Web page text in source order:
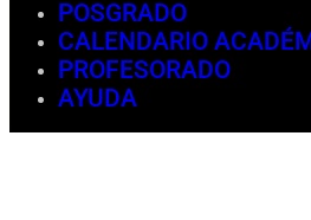
POSGRADO
CALENDARIO
PROFESORADO
AYUDA